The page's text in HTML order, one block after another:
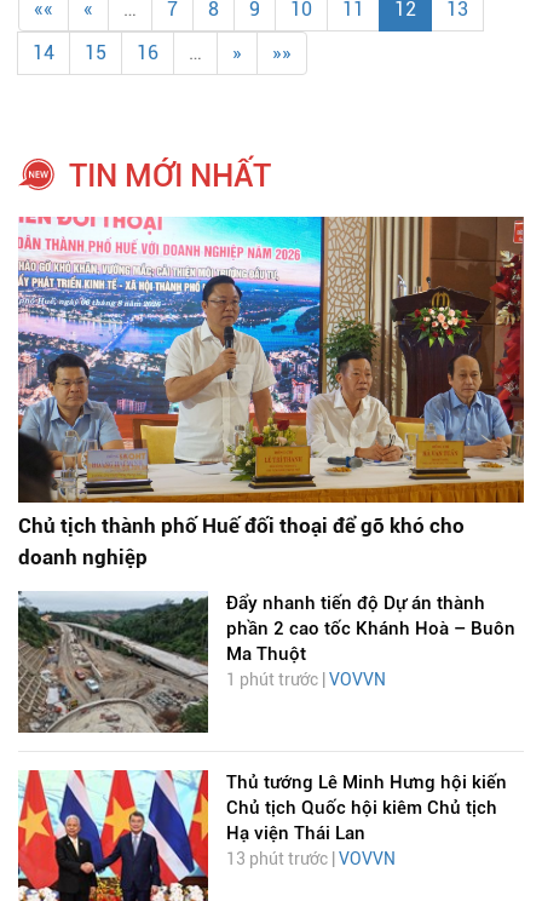
«« « … 7 8 9 10 11 12
13
14
15 16 … » »»
TIN MỚI NHẤT
Chủ tịch thành phố Huế đối thoại để gỡ khó cho
doanh nghiệp
Đẩy nhanh tiến độ Dự án thành
phần 2 cao tốc Khánh Hoà – Buôn
Ma Thuột
1 phút trước | VOVVN
Thủ tướng Lê Minh Hưng hội kiến
Chủ tịch Quốc hội kiêm Chủ tịch
Hạ viện Thái Lan
13 phút trước | VOVVN